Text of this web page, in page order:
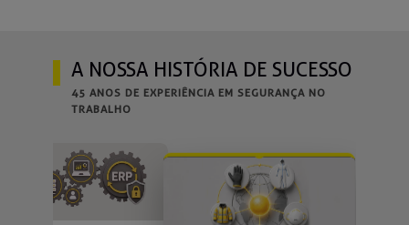
A NOSSA HISTÓRIA DE SUCESSO
45 ANOS DE EXPERIÊNCIA EM SEGURANÇA NO
TRABALHO